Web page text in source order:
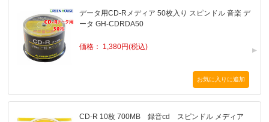
データ用CD-Rメディア 50枚入り スピンドル 音楽 デ
ータ GH-CDRDA50
価格： 1,380円(税込)
CD-R 10枚 700MB 録音cd スピンドル メディア